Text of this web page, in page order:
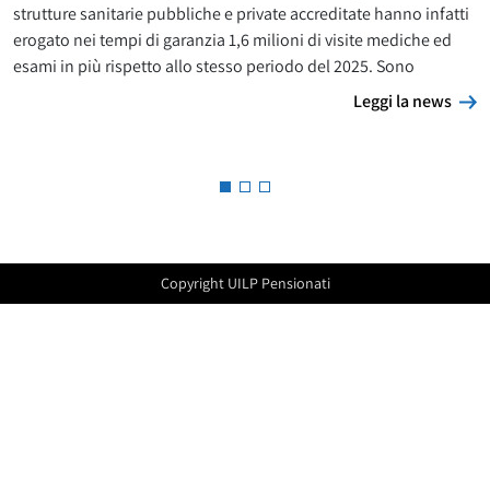
strutture sanitarie pubbliche e private accreditate hanno infatti
erogato nei tempi di garanzia 1,6 milioni di visite mediche ed
esami in più rispetto allo stesso periodo del 2025. Sono
Leggi la news
Copyright UILP Pensionati